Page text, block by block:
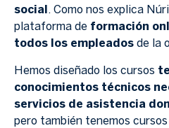
social . Como nos explica
plataforma de formación
todos los empleados de la
Hemos diseñado los cursos
conocimientos técnicos
servicios de asistencia
pero también tenemos cursos